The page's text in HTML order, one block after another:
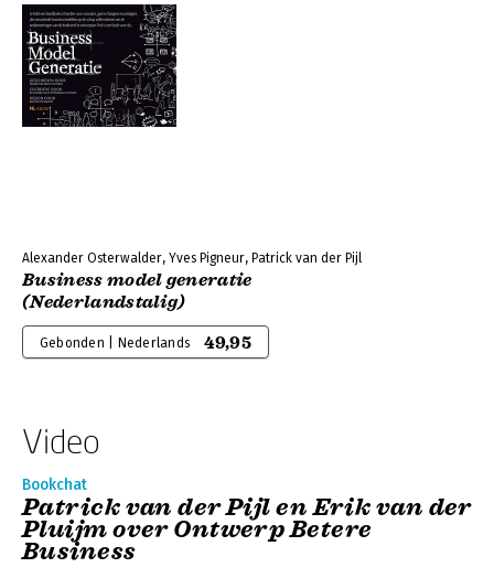
Alexander Osterwalder, Yves Pigneur, Patrick van der Pijl
Business model generatie
(Nederlandstalig)
Gebonden | Nederlands 49,95
Video
Bookchat
Patrick van der Pijl en Erik van der
Pluijm over Ontwerp Betere
Business